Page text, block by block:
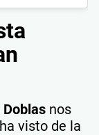
Doblas nos
visto de la